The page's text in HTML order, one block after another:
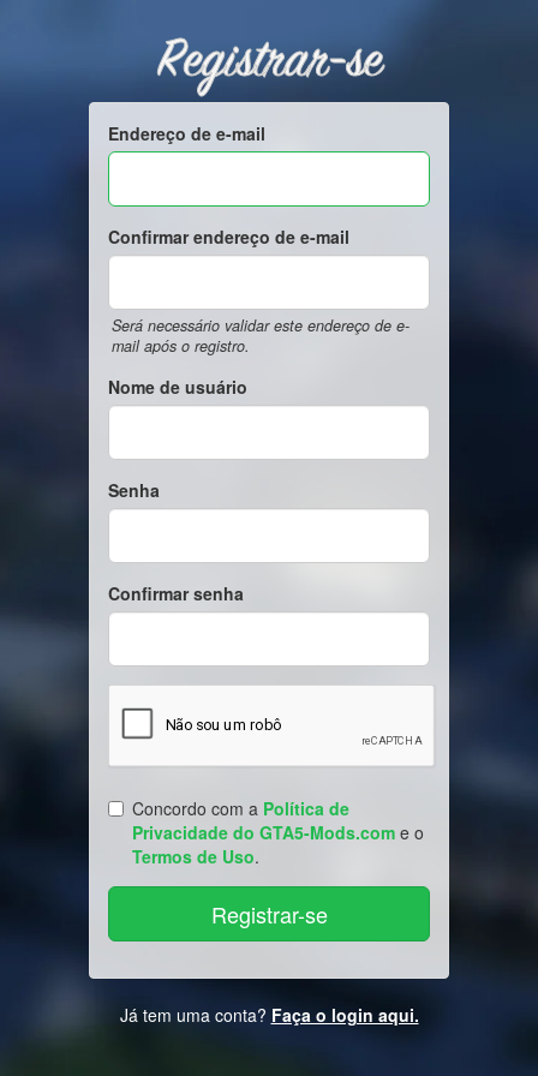
Registrar-se
Endereço de e-mail
Confirmar endereço de e-mail
Será necessário validar este endereço de e-
mail após o registro.
Nome de usuário
Senha
Confirmar senha
Concordo com a Política de
Privacidade do GTA5-Mods.com e o
Termos de Uso.
Já tem uma conta? Faça o login aqui.